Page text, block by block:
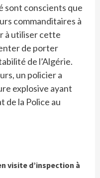
sont conscients que
commanditaires à
à utiliser cette
de porter
de l’Algérie.
un policier a
explosive ayant
de la Police au
visite d’inspection à